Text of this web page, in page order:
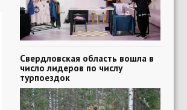
Свердловская область вошла в
число лидеров по числу
турпоездок